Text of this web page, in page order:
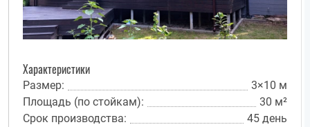
Характеристики
Размер:
3×10 м
Площадь (по стойкам):
30 м²
Срок производства:
45 день